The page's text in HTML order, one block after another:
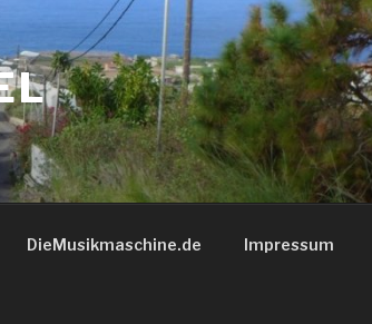
DieMusikmaschine.de Impressum